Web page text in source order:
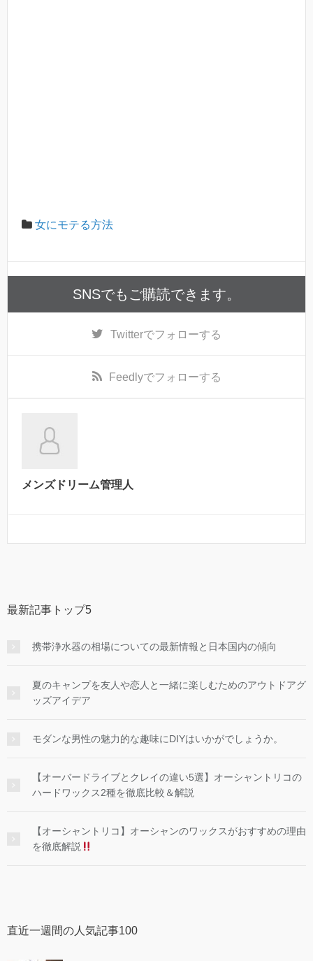
女にモテる方法
SNSでもご購読できます。
Twitterでフォローする
Feedlyでフォローする
メンズドリーム管理人
最新記事トップ5
携帯浄水器の相場についての最新情報と日本国内の傾向
夏のキャンプを友人や恋人と一緒に楽しむためのアウトドアグ
ッズアイデア
モダンな男性の魅力的な趣味にDIYはいかがでしょうか。
【オーバードライブとクレイの違い5選】オーシャントリコの
ハードワックス2種を徹底比較＆解説
【オーシャントリコ】オーシャンのワックスがおすすめの理由
を徹底解説
直近一週間の人気記事100